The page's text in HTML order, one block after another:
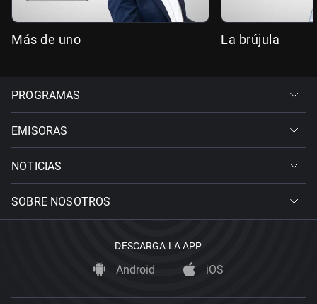
Más de uno La brújula
PROGRAMAS
EMISORAS
NOTICIAS
SOBRE NOSOTROS
DESCARGA LA APP
Android iOS